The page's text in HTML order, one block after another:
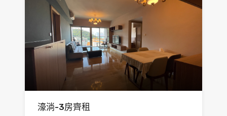
濠淌-3房齊租